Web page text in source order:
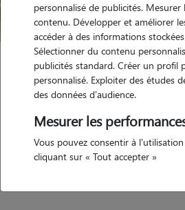
Jordan
GAVARRET SUR AULOUSTE 32390
personnalisé de publicités.
contenu. Développer et améliorer
accéder à des informations
Sélectionner du contenu
publicités standard. Créer un profil
personnalisé. Exploiter des études
des données d'audience.
Mesurer les
Vous pouvez consentir à
cliquant sur « Tout accepter »